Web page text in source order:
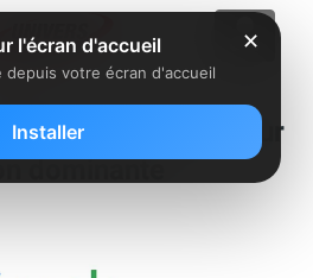
Google pour
dominante
✕
l'écran d'accueil
depuis votre écran d'accueil
Installer